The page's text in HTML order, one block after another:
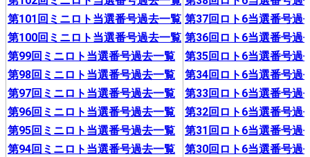
第101回ミニロト当選番号過去一覧
第100回ミニロト当選番号過去一覧
第99回ミニロト当選番号過去一覧
第98回ミニロト当選番号過去一覧
第97回ミニロト当選番号過去一覧
第96回ミニロト当選番号過去一覧
第95回ミニロト当選番号過去一覧
第94回ミニロト当選番号過去一覧
第37回ロト6当選番号過
第36回ロト6当選番号過
第35回ロト6当選番号過
第34回ロト6当選番号過
第33回ロト6当選番号過
第32回ロト6当選番号過
第31回ロト6当選番号過
第30回ロト6当選番号過